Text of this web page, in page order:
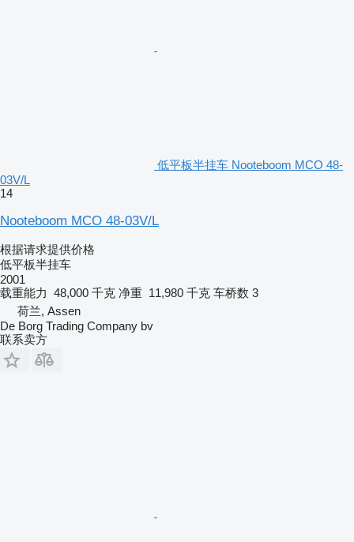
低平板半挂车 Nooteboom MCO 48-
03V/L
14
Nooteboom MCO 48-03V/L
根据请求提供价格
低平板半挂车
2001
载重能力 48,000 千克 净重 11,980 千克 车桥数 3
荷兰, Assen
De Borg Trading Company bv
联系卖方